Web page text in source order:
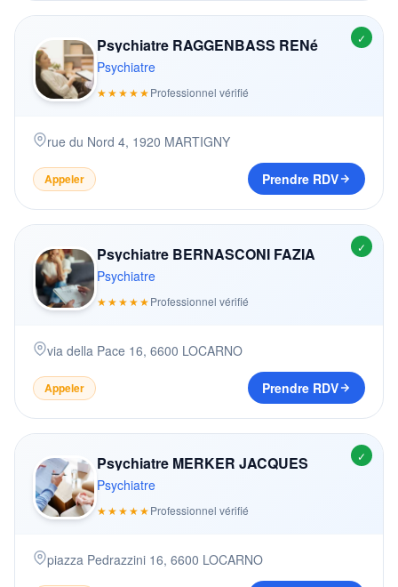
✓
Psychiatre RAGGENBASS RENé
Psychiatre
★★★★★Professionnel vérifié
rue du Nord 4, 1920 MARTIGNY
Appeler Prendre RDV
✓
Psychiatre BERNASCONI FAZIA
Psychiatre
★★★★★Professionnel vérifié
via della Pace 16, 6600 LOCARNO
Appeler Prendre RDV
✓
Psychiatre MERKER JACQUES
Psychiatre
★★★★★Professionnel vérifié
piazza Pedrazzini 16, 6600 LOCARNO